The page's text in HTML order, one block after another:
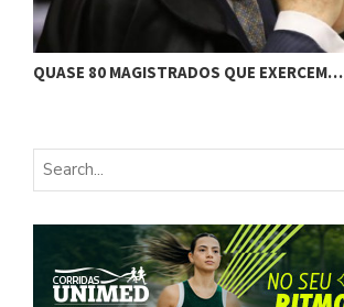
QUASE 80 MAGISTRADOS QUE EXERCEM…